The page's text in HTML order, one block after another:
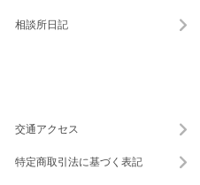
相談所日記
交通アクセス
特定商取引法に基づく表記